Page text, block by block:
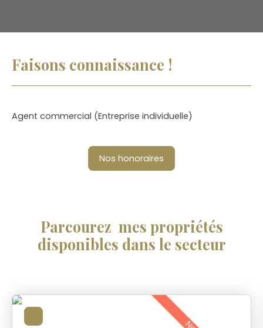
Faisons connaissance !
Agent commercial (Entreprise individuelle)
Nos honoraires
Parcourez mes propriétés
disponibles dans le secteur